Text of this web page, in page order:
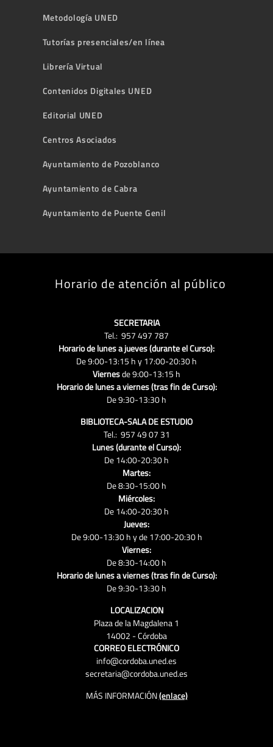
Metodología UNED
Tutorías presenciales/en línea
Librería Virtual
Contenidos Digitales UNED
Editorial UNED
Centros Asociados
Ayuntamiento de Pozoblanco
Ayuntamiento de Cabra
Ayuntamiento de Puente Genil
Horario de atención al público
SECRETARIA
Tel.: 957 497 787
Horario de lunes a jueves (durante el Curso):
De 9:00-13:15 h y 17:00-20:30 h
Viernesde 9:00-13:15 h
Horario de lunes a viernes (tras fin de Curso):
De 9:30-13:30 h
BIBLIOTECA-SALA DE ESTUDIO
Tel.: 957 49 07 31
Lunes (durante el Curso):
De 14:00-20:30 h
Martes:
De 8:30-15:00 h
Miércoles:
De 14:00-20:30 h
Jueves:
De 9:00-13:30 h y de 17:00-20:30 h
Viernes:
De 8:30-14:00 h
Horario de lunes a viernes (tras fin de Curso):
De 9:30-13:30 h
LOCALIZACION
Plaza de la Magdalena 1
14002 - Córdoba
CORREO ELECTRÓNICO
info@cordoba.uned.es
secretaria@cordoba.uned.es
MÁS INFORMACIÓN(enlace)